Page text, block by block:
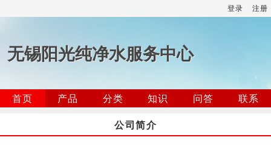
登录 注册
无锡阳光纯净水服务中心
首页 产品 分类 知识 问答
联系
公司简介